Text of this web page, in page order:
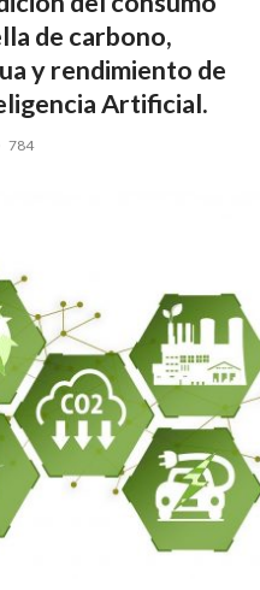
de carbono,
y rendimiento de
Artificial.
784